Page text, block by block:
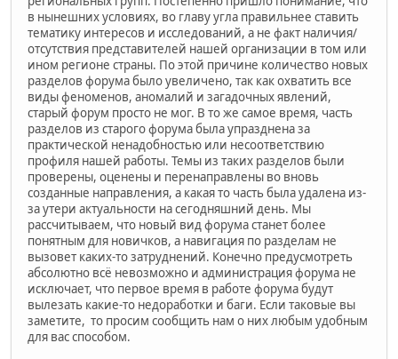
в нынешних условиях, во главу угла правильнее ставить
тематику интересов и исследований, а не факт наличия/
отсутствия представителей нашей организации в том или
ином регионе страны. По этой причине количество новых
разделов форума было увеличено, так как охватить все
виды феноменов, аномалий и загадочных явлений,
старый форум просто не мог. В то же самое время, часть
разделов из старого форума была упразднена за
практической ненадобностью или несоответствию
профиля нашей работы. Темы из таких разделов были
проверены, оценены и перенаправлены во вновь
созданные направления, а какая то часть была удалена из-
за утери актуальности на сегодняшний день. Мы
рассчитываем, что новый вид форума станет более
понятным для новичков, а навигация по разделам не
вызовет каких-то затруднений. Конечно предусмотреть
абсолютно всё невозможно и администрация форума не
исключает, что первое время в работе форума будут
вылезать какие-то недоработки и баги. Если таковые вы
заметите, то просим сообщить нам о них любым удобным
для вас способом.